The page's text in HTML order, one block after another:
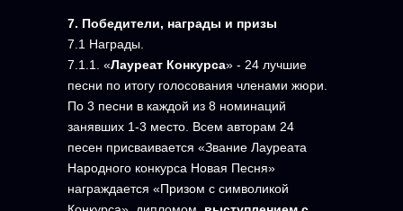
7. Победители, награды и призы
7.1 Награды.
7.1.1. «Лауреат Конкурса» - 24 лучшие
песни по итогу голосования членами жюри.
По 3 песни в каждой из 8 номинаций
занявших 1-3 место. Всем авторам 24
песен присваивается «Звание Лауреата
Народного конкурса Новая Песня»
награждается «Призом с символикой